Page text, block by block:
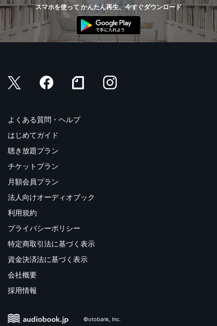
スマホを使って かんたん再生、今すぐダウンロード
よくある質問・ヘルプ
はじめてガイド
聴き放題プラン
チケットプラン
月額会員プラン
法人向けオーディオブック
利用規約
プライバシーポリシー
特定商取引法に基づく表示
資金決済法に基づく表示
会社概要
採用情報
©otobank, Inc.